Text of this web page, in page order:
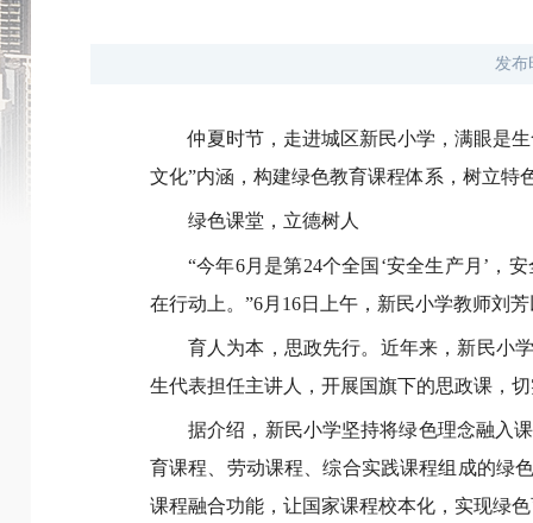
发布
仲夏时节，走进城区新民小学，满眼是
文化”内涵，构建绿色教育课程体系，树立
绿色课堂，立德树人
“今年6月是第24个全国‘安全生产月’，
在行动上。”6月16日上午，新民小学教师刘
育人为本，思政先行。近年来，新民小
生代表担任主讲人，开展国旗下的思政课，
据介绍，新民小学坚持将绿色理念融入
育课程、劳动课程、综合实践课程组成的绿
课程融合功能，让国家课程校本化，实现绿